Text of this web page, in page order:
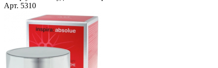
Арт. 5310